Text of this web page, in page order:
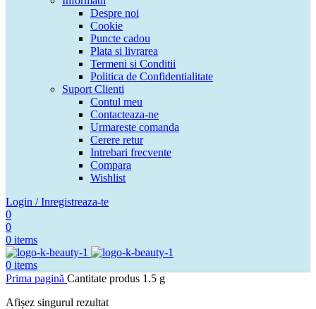
Despre noi
Cookie
Puncte cadou
Plata si livrarea
Termeni si Conditii
Politica de Confidentialitate
Suport Clienti
Contul meu
Contacteaza-ne
Urmareste comanda
Cerere retur
Intrebari frecvente
Compara
Wishlist
Login / Inregistreaza-te
0
0
0 items
0 items
Prima pagină Cantitate produs 1.5 g
Afișez singurul rezultat